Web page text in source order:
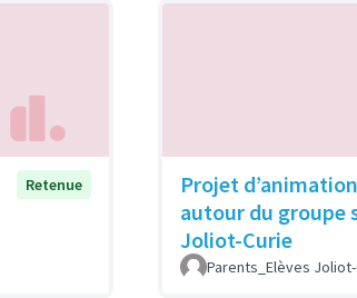
Retenue
Projet
autour du groupe
Joliot-Curie
Parents_Elèves